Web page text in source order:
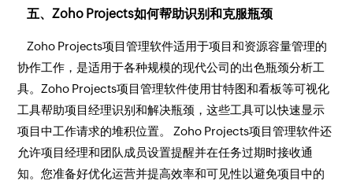
五、Zoho Projects如何帮助识别和克服瓶颈
Zoho Projects项目管理软件适用于项目和资源容量管理的
协作工作，是适用于各种规模的现代公司的出色瓶颈分析工
具。Zoho Projects项目管理软件使用甘特图和看板等可视化
工具帮助项目经理识别和解决瓶颈，这些工具可以快速显示
项目中工作请求的堆积位置。 Zoho Projects项目管理软件还
允许项目经理和团队成员设置提醒并在任务过期时接收通
知。您准备好优化运营并提高效率和可见性以避免项目中的